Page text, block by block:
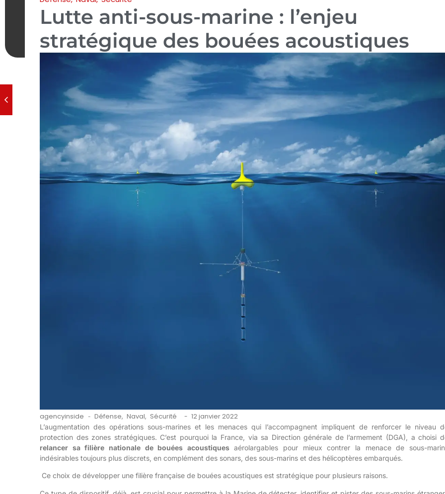
Lutte anti-sous-marine : l’enjeu
stratégique des bouées acoustiques
agencyinside - Défense, Naval, Sécurité - 12 janvier 2022
L’augmentation des opérations sous-marines et les menaces qui l’accompagnent impliquent de renforcer le niveau
protection des zones stratégiques. C’est pourquoi la France, via sa Direction générale de l’armement (DGA), a choisi
relancer sa filière nationale de bouées acoustiquesaérolargables pour mieux contrer la menace de sous-
indésirables toujours plus discrets, en complément des sonars, des sous-marins et des hélicoptères embarqués.
Ce choix de développer une filière française de bouées acoustiques est stratégique pour plusieurs raisons.